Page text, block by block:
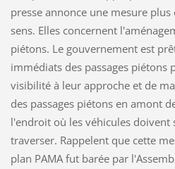
presse annonce une mesure plus
sens. Elles concernent
piétons. Le gouvernement est
immédiats des passages piétons
visibilité à leur approche et de
des passages piétons en amont
l'endroit où les véhicules doivent
traverser. Rappelent que cette
plan PAMA fut barée par